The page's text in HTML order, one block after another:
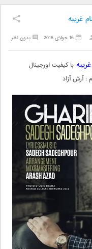
غریبه
بدون نظر 16 جولای 2016
غریبه با کیفیت اورجینال
: آرش آزاد